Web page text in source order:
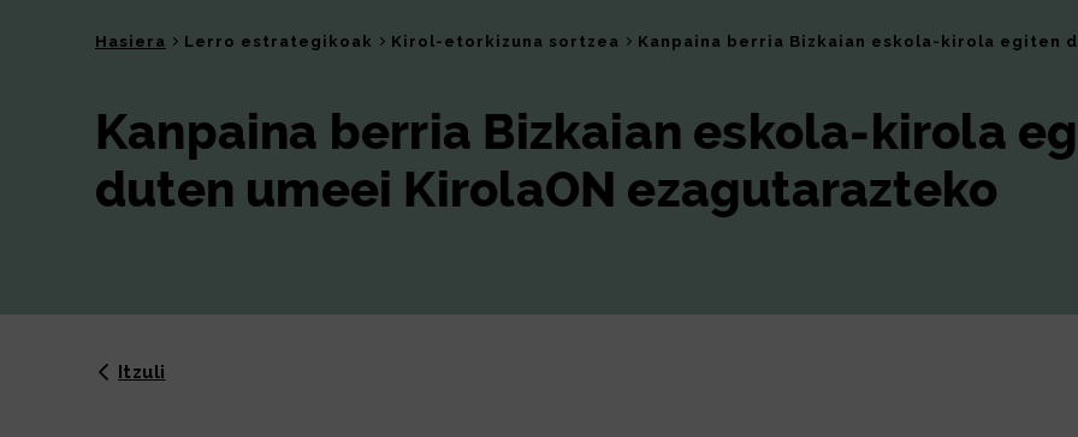
Hasiera Lerro estrategikoak Kirol-etorkizuna sortzea Kanpaina berria Bizkaian eskola-kirola egiten
Kanpaina berria Bizkaian eskola-kirola
duten umeei KirolaON ezagutarazteko
Itzuli